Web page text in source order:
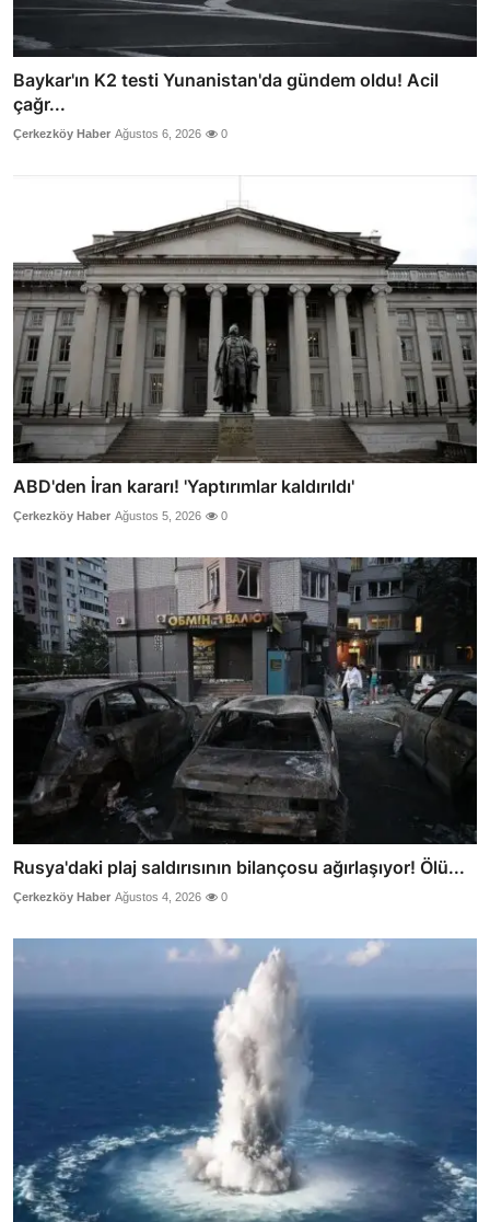
Baykar'ın K2 testi Yunanistan'da gündem oldu! Acil
çağr...
Çerkezköy Haber Ağustos 6, 2026 0
ABD'den İran kararı! 'Yaptırımlar kaldırıldı'
Çerkezköy Haber Ağustos 5, 2026 0
Rusya'daki plaj saldırısının bilançosu ağırlaşıyor! Ölü...
Çerkezköy Haber Ağustos 4, 2026 0